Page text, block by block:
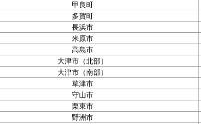
甲良町
多賀町
長浜市
米原市
高島市
大津市（北部）
大津市（南部）
草津市
守山市
栗東市
野洲市